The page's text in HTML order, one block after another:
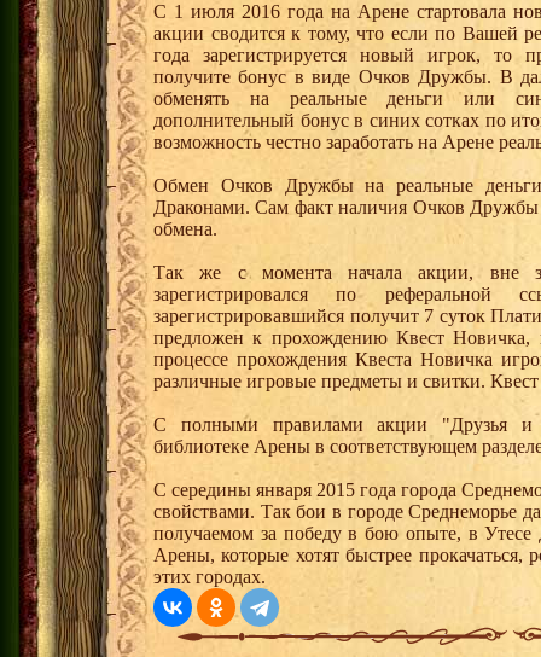
С 1 июля 2016 года на Арене стартовала
акции сводится к тому, что если по Вашей
года зарегистрируется новый игрок,
получите бонус в виде Очков Дружбы. В
обменять на реальные деньги или
дополнительный бонус в синих сотках по
возможность честно заработать на Арене
Обмен Очков Дружбы на реальные деньги
Драконами. Сам факт наличия Очков Дружбы
обмена.
Так же с момента начала акции, вне
зарегистрировался по
зарегистрировавшийся получит 7 суток
предложен к прохождению Квест
процессе прохождения Квеста Новичка
различные игровые предметы и свитки.
С полными правилами акции "Друзья и
библиотеке Арены в соответствующем
С середины января 2015 года города
свойствами. Так бои в городе Среднеморье
получаемом за победу в бою опыте, в
Арены, которые хотят быстрее прокачаться,
этих городах.